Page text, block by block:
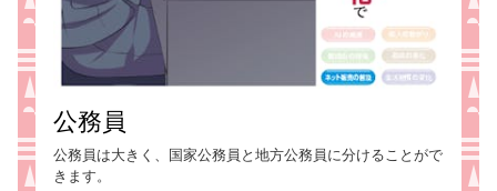
公務員
公務員は大きく、国家公務員と地方公務員に分けることがで
きます。